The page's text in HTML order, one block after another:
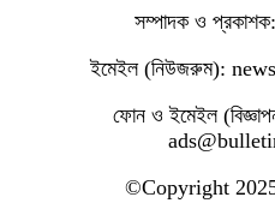
সম্পাদক ও
ইমেইল (নিউজরুম):
ফোন ও ইমেইল
©️Copyright